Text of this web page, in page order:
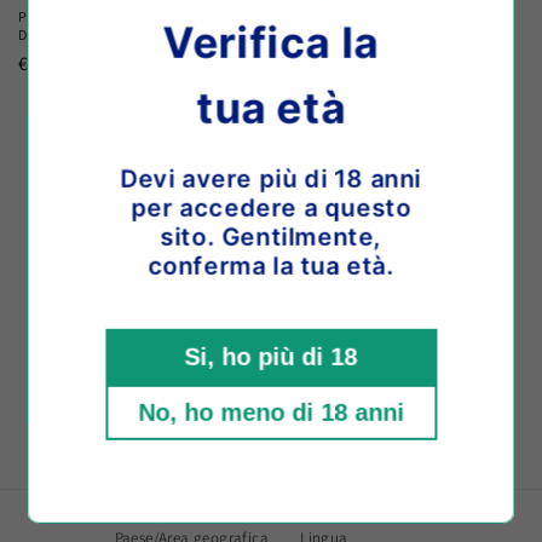
e
:
Praesidium Montepulciano Riserva
Doc 2013
Prezzo
listino
€49,00 EUR
Aquilane IGT 2020
Prezzo
listino
€33,00 EUR
Iscriviti alla nostra newsletter per ricevere
promozioni, sconti e inviti alle nostre
Indirizzo email
FacebookInstagram
Paese/Area geografica Lingua
Verifica la
tua età
Devi avere più di 18 anni
per accedere a questo
sito. Gentilmente,
conferma la tua età.
Si, ho più di 18
No, ho meno di 18 anni